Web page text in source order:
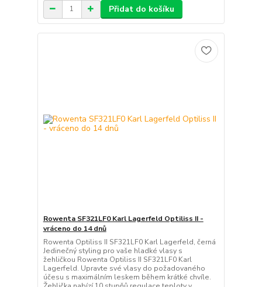
Přidat do košíku
Rowenta SF321LF0 Karl Lagerfeld Optiliss II -
vráceno do 14 dnů
Rowenta Optiliss II SF321LF0 Karl Lagerfeld, černá
Jedinečný styling pro vaše hladké vlasy s
žehličkou Rowenta Optiliss II SF321LF0 Karl
Lagerfeld. Upravte své vlasy do požadovaného
účesu s maximálním leskem během krátké chvíle.